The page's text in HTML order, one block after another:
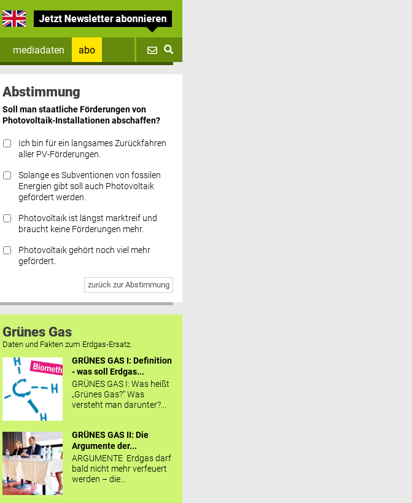
mediadaten
abo
Datenschutz FAQs
Abstimmung
Soll man staatliche Förderungen von
Photovoltaik-Installationen abschaffen?
Ich bin für ein langsames Zurückfahren
aller PV-Förderungen.
Solange es Subventionen von fossilen
Energien gibt soll auch Photovoltaik
gefördert werden.
Photovoltaik ist längst marktreif und
braucht keine Förderungen mehr.
Photovoltaik gehört noch viel mehr
gefördert.
zurück zur Abstimmung
Grünes Gas
Daten und Fakten zum Erdgas-Ersatz.
GRÜNES GAS I: Definition
- was soll Erdgas...
GRÜNES GAS I: Was heißt
„Grünes Gas?“ Was
versteht man darunter?...
GRÜNES GAS II: Die
Argumente der...
ARGUMENTE Erdgas darf
bald nicht mehr verfeuert
werden – die...